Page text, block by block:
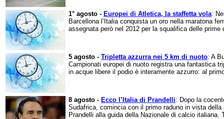
1° agosto - Europei di Atletica, la staffetta vola:
Barcellona l’Italia conquista un oro nella maratona
assegnata però nel 2012 per la squalifica delle prime
5 agosto - Tripletta azzurra nei 5 km di nuoto: A
Campionati europei di nuoto registra una fantastica
in acque libere il podio è interamente azzurro: al
8 agosto - Ecco l’Italia di Prandelli: Dopo la
Sudafrica, comincia con il primo raduno in vista della
Prandelli alla guida della Nazionale di calcio italiana.